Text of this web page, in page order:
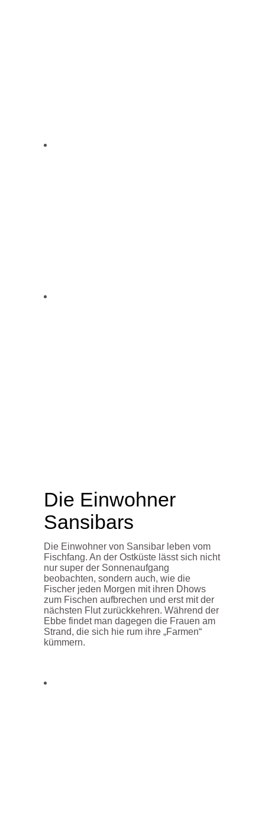
Die Einwohner
Sansibars
Die Einwohner von Sansibar leben vom
Fischfang. An der Ostküste lässt sich nicht
nur super der Sonnenaufgang
beobachten, sondern auch, wie die
Fischer jeden Morgen mit ihren Dhows
zum Fischen aufbrechen und erst mit der
nächsten Flut zurückkehren. Während der
Ebbe findet man dagegen die Frauen am
Strand, die sich hie rum ihre „Farmen“
kümmern.